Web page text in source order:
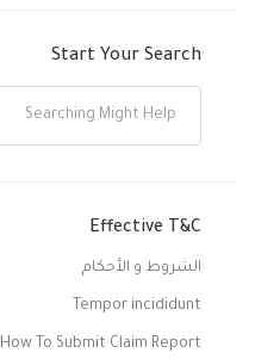
Start Your Search
Effective T&C
الشروط و الأحكام
Tempor incididunt
How To Submit Claim Report